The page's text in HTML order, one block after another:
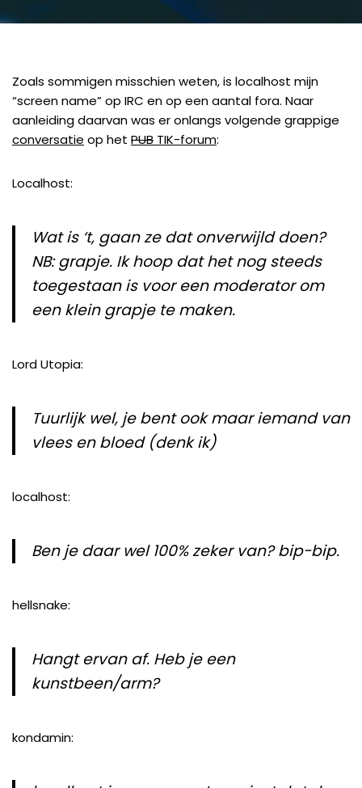
Zoals sommigen misschien weten, is localhost mijn
“screen name” op IRC en op een aantal fora. Naar
aanleiding daarvan was er onlangs volgende grappige
conversatie op het PUB TIK-forum:
Localhost:
Wat is ‘t, gaan ze dat onverwijld doen?
NB: grapje. Ik hoop dat het nog steeds
toegestaan is voor een moderator om
een klein grapje te maken.
Lord Utopia:
Tuurlijk wel, je bent ook maar iemand van
vlees en bloed (denk ik)
localhost:
Ben je daar wel 100% zeker van? bip-bip.
hellsnake:
Hangt ervan af. Heb je een
kunstbeen/arm?
kondamin: